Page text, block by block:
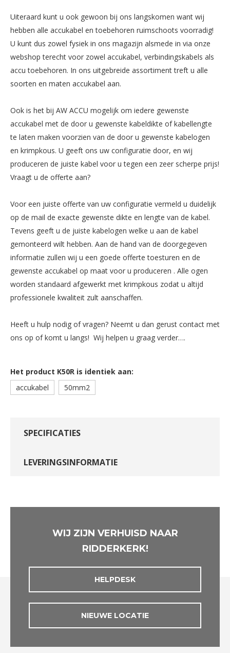
Uiteraard kunt u ook gewoon bij ons langskomen want wij
hebben alle accukabel en toebehoren ruimschoots voorradig!
U kunt dus zowel fysiek in ons magazijn alsmede in via onze
webshop terecht voor zowel accukabel, verbindingskabels als
accu toebehoren. In ons uitgebreide assortiment treft u alle
soorten en maten accukabel aan.
Ook is het bij AW ACCU mogelijk om iedere gewenste
accukabel met de door u gewenste kabeldikte of kabellengte
te laten maken voorzien van de door u gewenste kabelogen
en krimpkous. U geeft ons uw configuratie door, en wij
produceren de juiste kabel voor u tegen een zeer scherpe prijs!
Vraagt u de offerte aan?
Voor een juiste offerte van uw configuratie vermeld u duidelijk
op de mail de exacte gewenste dikte en lengte van de kabel.
Tevens geeft u de juiste kabelogen welke u aan de kabel
gemonteerd wilt hebben. Aan de hand van de doorgegeven
informatie zullen wij u een goede offerte toesturen en de
gewenste accukabel op maat voor u produceren . Alle ogen
worden standaard afgewerkt met krimpkous zodat u altijd
professionele kwaliteit zult aanschaffen.
Heeft u hulp nodig of vragen? Neemt u dan gerust contact met
ons op of komt u langs! Wij helpen u graag verder….
Het product K50R is identiek aan:
accukabel
50mm2
SPECIFICATIES
LEVERINGSINFORMATIE
WIJ ZIJN VERHUISD NAAR
RIDDERKERK!
HELPDESK
NIEUWE LOCATIE